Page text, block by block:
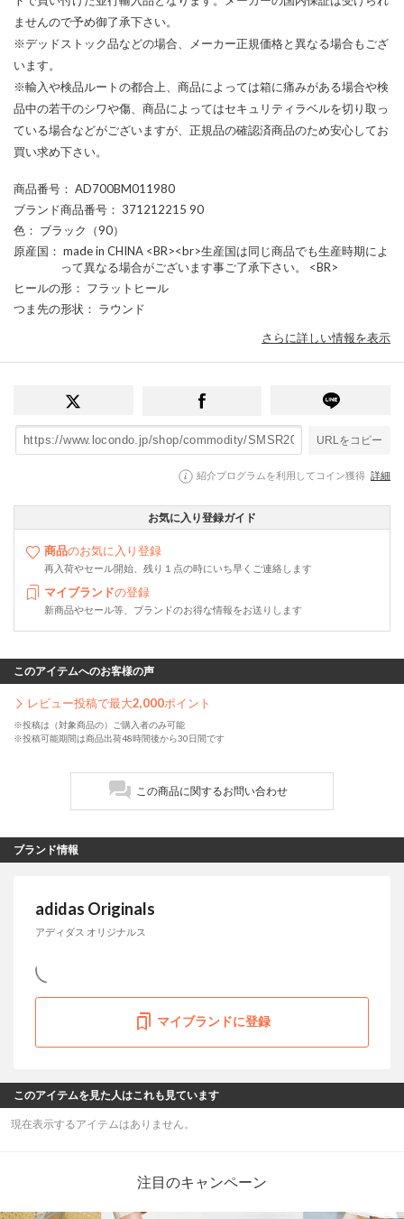
ませんので予め御了承下さい。
※デッドストック品などの場合、メーカー正規価格と異なる場合もござ
います。
※輸入や検品ルートの都合上、商品によっては箱に痛みがある場合や検
品中の若干のシワや傷、商品によってはセキュリティラベルを切り取っ
ている場合などがございますが、正規品の確認済商品のため安心してお
買い求め下さい。
商品番号 ： AD700BM011980
ブランド商品番号 ： 371212215 90
色 ： ブラック（90）
原産国 ： made in CHINA <BR><br>生産国は同じ商品でも生産時期によ
って異なる場合がございます事ご了承下さい。 <BR>
ヒールの形 ： フラットヒール
つま先の形状 ： ラウンド
さらに詳しい情報を表示
URLをコピー
紹介プログラムを利用してコイン獲得 詳細
お気に入り登録ガイド
商品のお気に入り登録
再入荷やセール開始、残り１点の時にいち早くご連絡します
マイブランドの登録
新商品やセール等、ブランドのお得な情報をお送りします
このアイテムへのお客様の声
レビュー投稿で最大2,000ポイント
※投稿は（対象商品の）ご購入者のみ可能
※投稿可能期間は商品出荷48時間後から30日間です
この商品に関するお問い合わせ
ブランド情報
adidas Originals
アディダス オリジナルス
マイブランドに登録
このアイテムを見た人はこれも見ています
現在表示するアイテムはありません。
注目のキャンペーン